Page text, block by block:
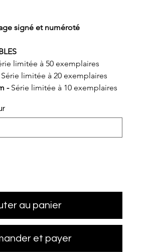
signé et numéroté
limitée à 50 exemplaires
Série limitée à 20 exemplaires
- Série limitée à 10 exemplaires
au panier
et payer